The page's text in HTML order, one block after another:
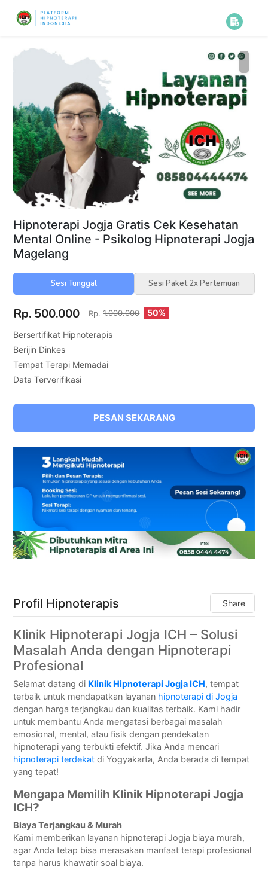
Hipnoterapi Jogja Gratis Cek Kesehatan
Mental Online - Psikolog Hipnoterapi Jogja
Magelang
Sesi Tunggal Sesi Paket 2x Pertemuan
Rp. 500.000 Rp.1.000.000 50%
Bersertifikat Hipnoterapis
Berijin Dinkes
Tempat Terapi Memadai
Data Terverifikasi
PESAN SEKARANG
Profil Hipnoterapis Share
Klinik Hipnoterapi Jogja ICH – Solusi
Masalah Anda dengan Hipnoterapi
Profesional
Selamat datang di Klinik Hipnoterapi Jogja ICH, tempat
terbaik untuk mendapatkan layanan hipnoterapi di Jogja
dengan harga terjangkau dan kualitas terbaik. Kami hadir
untuk membantu Anda mengatasi berbagai masalah
emosional, mental, atau fisik dengan pendekatan
hipnoterapi yang terbukti efektif. Jika Anda mencari
hipnoterapi terdekat di Yogyakarta, Anda berada di tempat
yang tepat!
Mengapa Memilih Klinik Hipnoterapi Jogja
ICH?
Biaya Terjangkau & Murah
Kami memberikan layanan hipnoterapi Jogja biaya murah,
agar Anda tetap bisa merasakan manfaat terapi profesional
tanpa harus khawatir soal biaya.